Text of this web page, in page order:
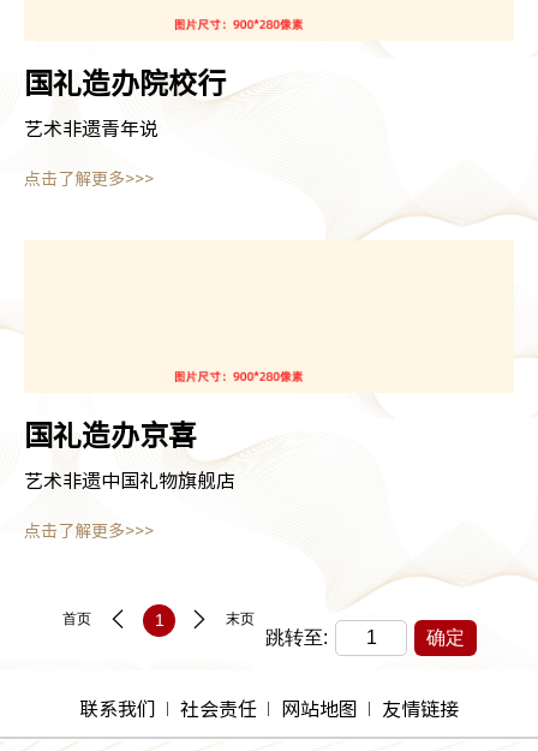
点击了解更多>>>
国礼造办院校行
艺术非遗青年说
点击了解更多>>>
国礼造办京喜
艺术非遗中国礼物旗舰店
首页 1 末页
跳转至: 确定
联系我们 社会责任 网站地图 友情链接